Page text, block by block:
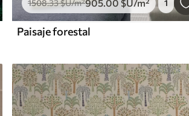
1508.33$U/m²905.00 $U/m² 1
Paisaje forestal